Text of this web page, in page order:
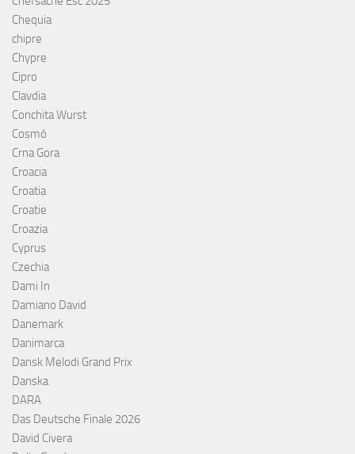
Chequia
chipre
Chypre
Cipro
Clavdia
Conchita Wurst
Cosmó
Crna Gora
Croacia
Croatia
Croatie
Croazia
Cyprus
Czechia
Dami In
Damiano David
Danemark
Danimarca
Dansk Melodi Grand Prix
Danska
DARA
Das Deutsche Finale 2026
David Civera